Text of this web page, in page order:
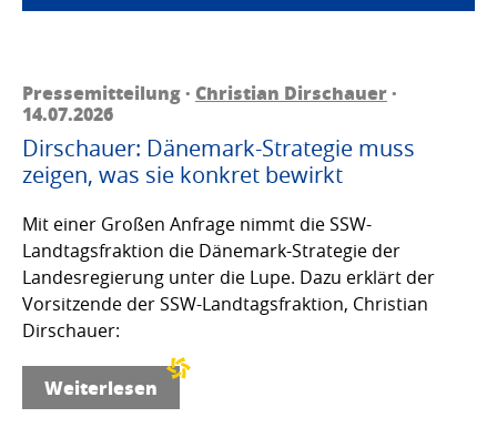
Pressemitteilung · Christian Dirschauer·
14.07.2026
Dirschauer: Dänemark-Strategie muss
zeigen, was sie konkret bewirkt
Mit einer Großen Anfrage nimmt die SSW-
Landtagsfraktion die Dänemark-Strategie der
Landesregierung unter die Lupe. Dazu erklärt der
Vorsitzende der SSW-Landtagsfraktion, Christian
Dirschauer:
Weiterlesen